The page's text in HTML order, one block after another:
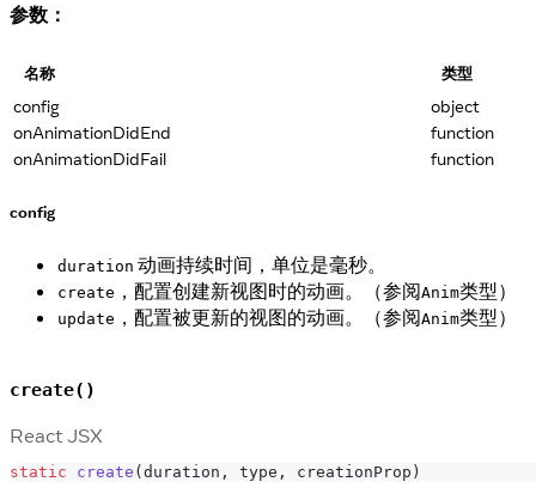
参数：
名称 类型
config
object
onAnimationDidEnd
function
onAnimationDidFail
function
config
duration 动画持续时间，单位是毫秒。
create ，配置创建新视图时的动画。（参阅Anim类型）
update ，配置被更新的视图的动画。（参阅Anim类型）
create()
React JSX
static create ( duration , type , creationProp )